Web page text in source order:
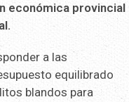
económica provincial
a las
equilibrado
blandos para